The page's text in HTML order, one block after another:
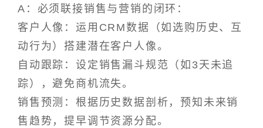
A：必须联接销售与营销的闭环：
客户人像：运用CRM数据（如选购历史、互
动行为）搭建潜在客户人像。
自动跟踪：设定销售漏斗规范（如3天未追
踪），避免商机流失。
销售预测：根据历史数据剖析，预知未来销
售趋势，提早调节资源分配。